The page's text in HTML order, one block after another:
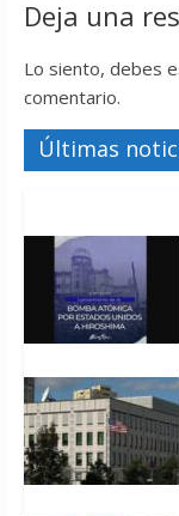
Deja una
Lo siento, debes
comentario.
Últimas